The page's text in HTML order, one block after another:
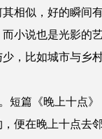
相似，好的瞬间
小说也是光影的
，比如城市与乡
篇《晚上十点》
便在晚上十点去